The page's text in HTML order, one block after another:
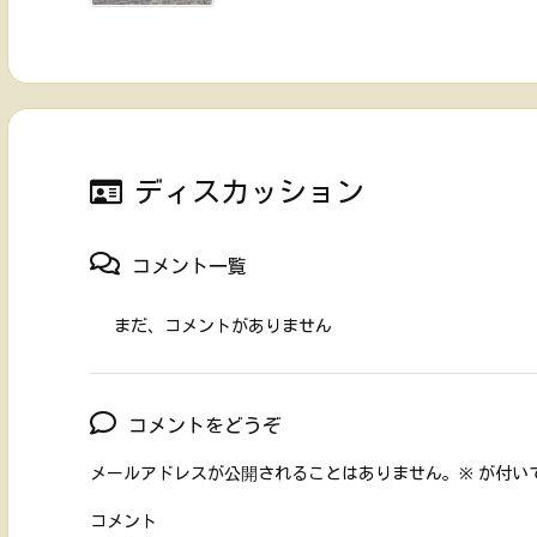
ディスカッション
コメント一覧
まだ、コメントがありません
コメントをどうぞ
メールアドレスが公開されることはありません。 ※ が付い
コメント